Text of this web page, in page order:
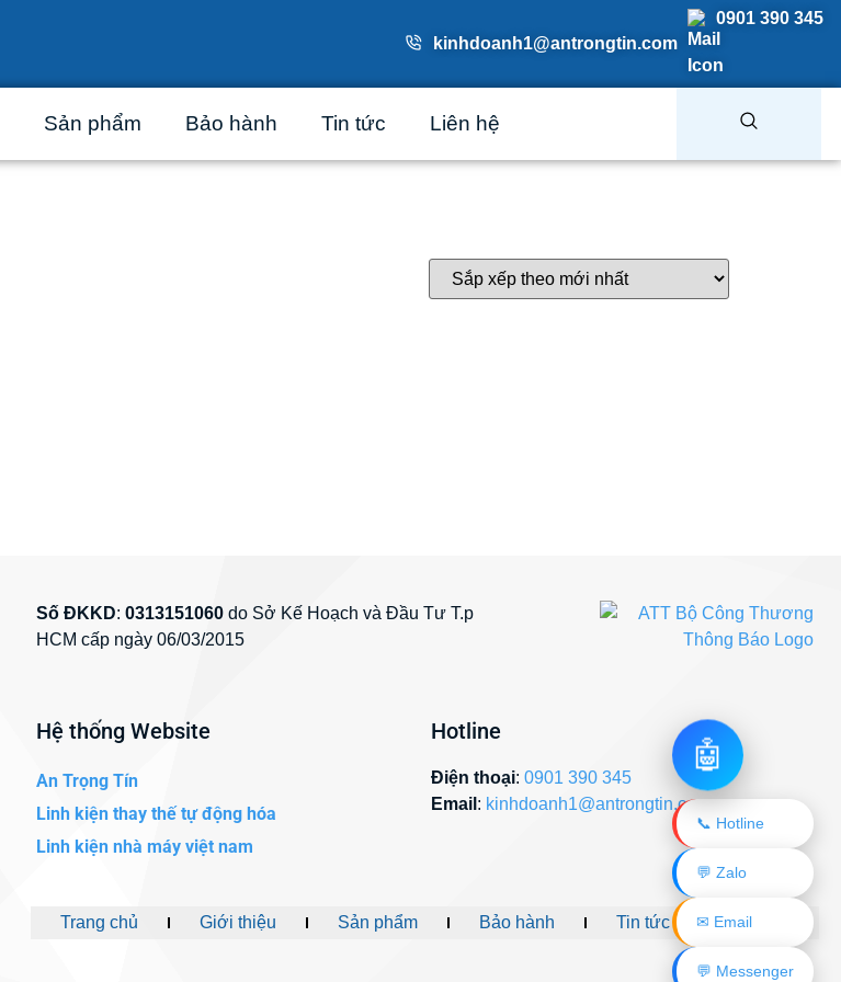
kinhdoanh1@antrongtin.com
0901 390 345
Sản phẩm Bảo hành Tin tức Liên hệ
Số ĐKKD:0313151060 do Sở Kế Hoạch và Đầu Tư T.p
HCM cấp ngày 06/03/2015
Hệ thống Website
An Trọng Tín
Linh kiện thay thế tự động hóa
Linh kiện nhà máy việt nam
Hotline
Điện thoại: 0901 390 345
Email : kinhdoanh1@antrongtin.com
Trang chủ Giới thiệu Sản phẩm Bảo hành Tin tức Liên hệ
🤖
📞 Hotline
💬 Zalo
✉ Email
💬 Messenger